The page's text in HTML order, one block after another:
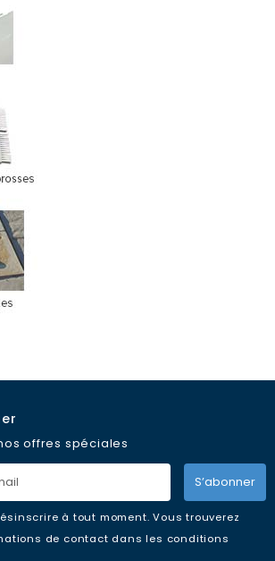
offres spéciales
S’abonner
à tout moment. Vous trouverez
de contact dans les conditions